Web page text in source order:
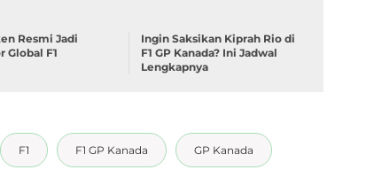
Resmi Jadi
Global F1
Ingin Saksikan Kiprah Rio di
F1 GP Kanada? Ini Jadwal
Lengkapnya
F1 F1 GP Kanada GP Kanada